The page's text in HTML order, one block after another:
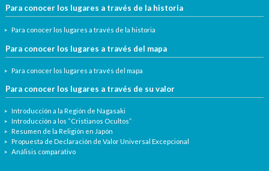
Para conocer los lugares a través de la historia
Para conocer los lugares a través de la historia
Para conocer los lugares a través del mapa
Para conocer los lugares a través del mapa
Para conocer los lugares a través de su valor
Introducción a la Región de Nagasaki
Introducción a los “Cristianos Ocultos”
Resumen de la Religión en Japón
Propuesta de Declaración de Valor Universal Excepcional
Análisis comparativo